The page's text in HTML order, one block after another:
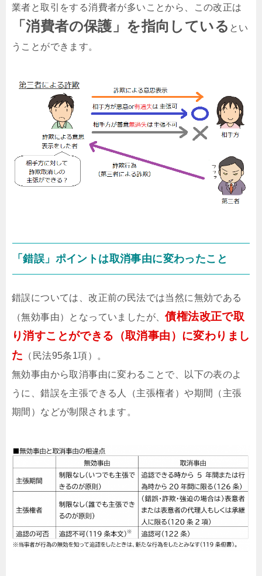
業者と取引をする消費者が多いことから、この改正は
「消費者の保護」を指向している とい
うことができます。
「錯誤」ポイントは取消事由に変わったこと
錯誤については、改正前の民法では当然に無効である
（無効事由）となっていましたが、債権法改正で取
り消すことができる（取消事由）に変わりまし
た （民法95条1項）。
無効事由から取消事由に変わることで、以下の表のよ
うに、錯誤を主張できる人（主張権者）や期間（主張
期間）などが制限されます。